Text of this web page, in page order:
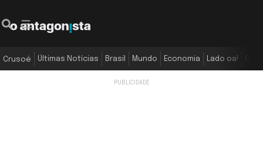
Crusoé Últimas Notícias Brasil Mundo Economia Lado oa!